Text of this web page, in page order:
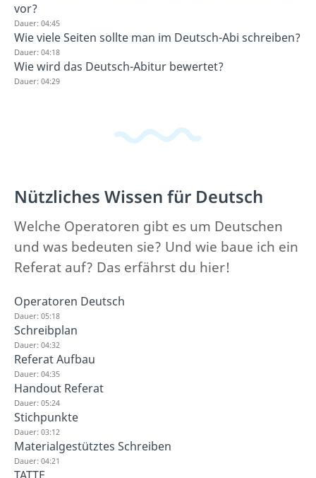
vor?
Dauer: 04:45
Wie viele Seiten sollte man im Deutsch-Abi schreiben?
Dauer: 04:18
Wie wird das Deutsch-Abitur bewertet?
Dauer: 04:29
Nützliches Wissen für Deutsch
Welche Operatoren gibt es um Deutschen
und was bedeuten sie? Und wie baue ich ein
Referat auf? Das erfährst du hier!
Operatoren Deutsch
Dauer: 05:18
Schreibplan
Dauer: 04:32
Referat Aufbau
Dauer: 04:35
Handout Referat
Dauer: 05:24
Stichpunkte
Dauer: 03:12
Materialgestütztes Schreiben
Dauer: 04:21
TATTE